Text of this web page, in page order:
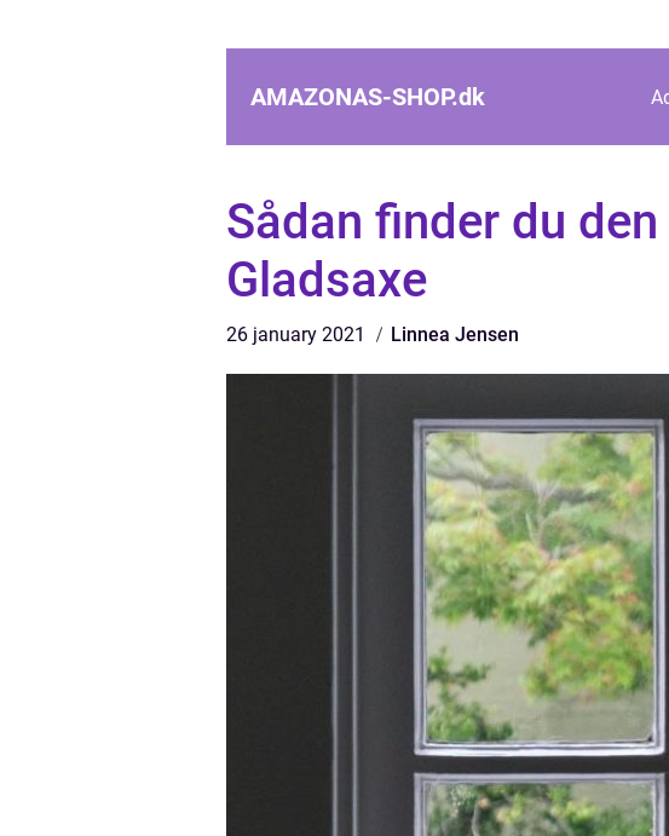
AMAZONAS-SHOP.dk
Sådan finder du
Gladsaxe
26 january 2021 Linnea Jensen